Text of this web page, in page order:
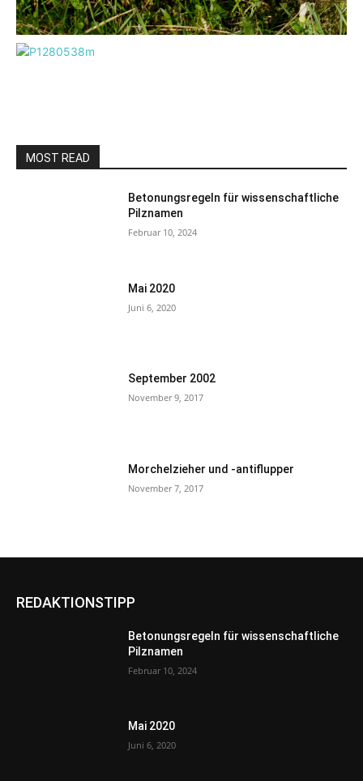
MOST READ
Betonungsregeln für wissenschaftliche
Pilznamen
Februar 10, 2024
Mai 2020
Juni 6, 2020
September 2002
November 9, 2017
Morchelzieher und -antiflupper
November 7, 2017
REDAKTIONSTIPP
Betonungsregeln für wissenschaftliche
Pilznamen
Februar 10, 2024
Mai 2020
Juni 6, 2020